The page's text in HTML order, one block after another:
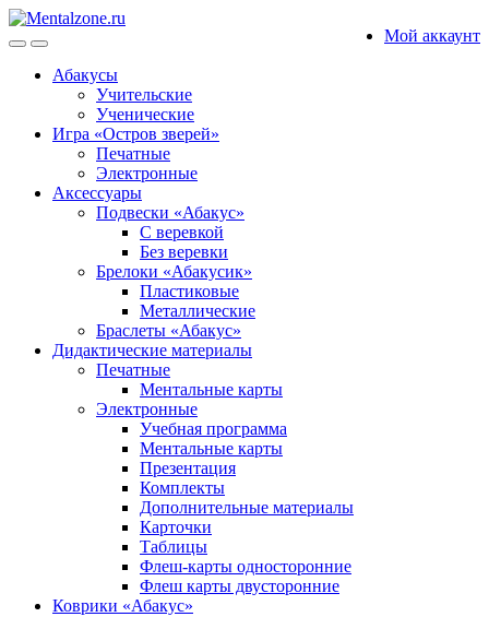
Skip
to
Skip
to
Мой аккаунт
Абакусы
Учительские
Ученические
Игра «Остров зверей»
Печатные
Электронные
Аксессуары
Подвески «Абакус»
С веревкой
Без веревки
Брелоки «Абакусик»
Пластиковые
Металлические
Браслеты «Абакус»
Дидактические материалы
Печатные
Ментальные карты
Электронные
Учебная программа
Ментальные карты
Презентация
Комплекты
Дополнительные материалы
Карточки
Таблицы
Флеш-карты односторонние
Флеш карты двусторонние
Коврики «Абакус»